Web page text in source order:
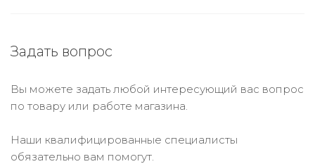
Задать вопрос
Вы можете задать любой интересующий вас вопрос
по товару или работе магазина.
Наши квалифицированные специалисты
обязательно вам помогут.